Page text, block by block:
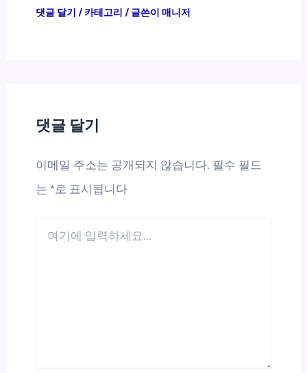
댓글 달기 / 카테고리 / 글쓴이 매니저
댓글 달기
이메일 주소는 공개되지 않습니다. 필수 필드
는 * 로 표시됩니다